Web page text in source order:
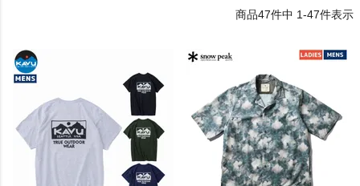
もっと見る
メンズカジュアルウェア
47件中 1-47件表示